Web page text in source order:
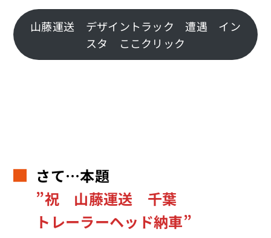
山藤運送 デザイントラック 遭遇 イン
スタ ここクリック
さて…本題
”祝 山藤運送 千葉
トレーラーヘッド納車”